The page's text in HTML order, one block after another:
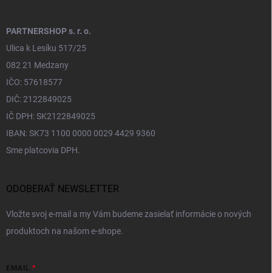
PARTNERSHOP s. r. o.
Ulica k Lesíku 517/25
082 21 Medzany
IČO: 57618577
DIČ: 2122849025
IČ DPH: SK2122849025
IBAN: SK73 1100 0000 0029 4429 9360
Sme platcovia DPH.
ODOBERAŤ NEWSLETTER
Vložte svoj e-mail a my Vám budeme zasielať informácie o nových
produktoch na našom e-shope.
EMAIL